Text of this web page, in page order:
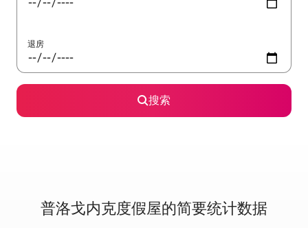
退房
搜索
普洛戈内克度假屋的简要统计数据